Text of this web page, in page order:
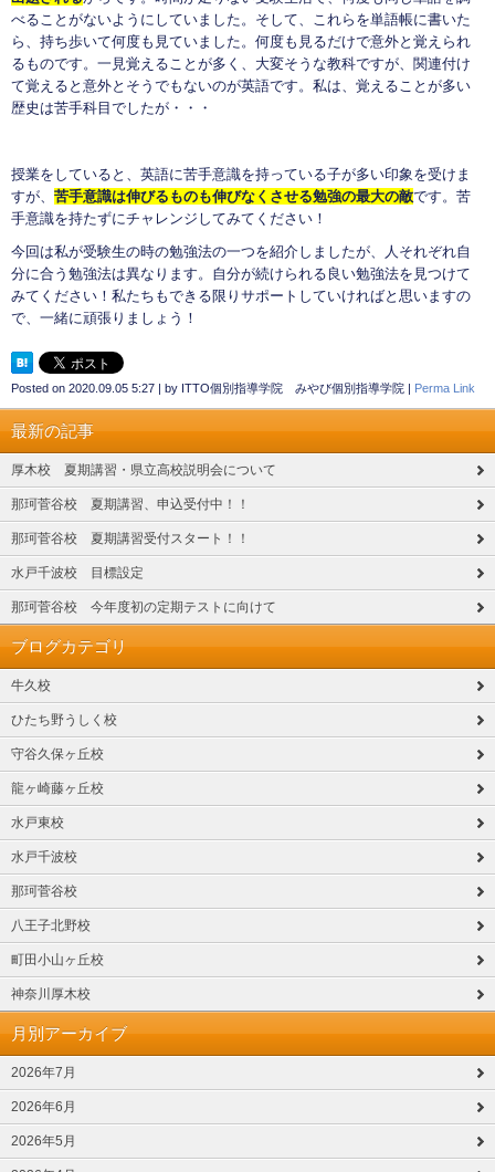
べることがないようにしていました。そして、これらを単語帳に書いた
ら、持ち歩いて何度も見ていました。何度も見るだけで意外と覚えられ
るものです。一見覚えることが多く、大変そうな教科ですが、関連付け
て覚えると意外とそうでもないのが英語です。私は、覚えることが多い
歴史は苦手科目でしたが・・・
授業をしていると、英語に苦手意識を持っている子が多い印象を受けま
すが、 苦手意識は伸びるものも伸びなくさせる勉強の最大の敵です。苦
手意識を持たずにチャレンジしてみてください！
今回は私が受験生の時の勉強法の一つを紹介しましたが、人それぞれ自
分に合う勉強法は異なります。自分が続けられる良い勉強法を見つけて
みてください！私たちもできる限りサポートしていければと思いますの
で、一緒に頑張りましょう！
Posted on 2020.09.05 5:27 | by ITTO個別指導学院 みやび個別指導学院 | Perma Link
最新の記事
厚木校 夏期講習・県立高校説明会について
那珂菅谷校 夏期講習、申込受付中！！
那珂菅谷校 夏期講習受付スタート！！
水戸千波校 目標設定
那珂菅谷校 今年度初の定期テストに向けて
ブログカテゴリ
牛久校
ひたち野うしく校
守谷久保ヶ丘校
龍ヶ崎藤ヶ丘校
水戸東校
水戸千波校
那珂菅谷校
八王子北野校
町田小山ヶ丘校
神奈川厚木校
月別アーカイブ
2026年7月
2026年6月
2026年5月